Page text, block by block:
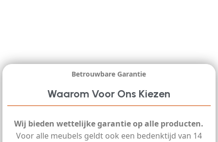
Betrouwbare Garantie
Waarom Voor Ons Kiezen
Wij bieden wettelijke garantie op alle producten.
Voor alle meubels geldt ook een bedenktijd van 14